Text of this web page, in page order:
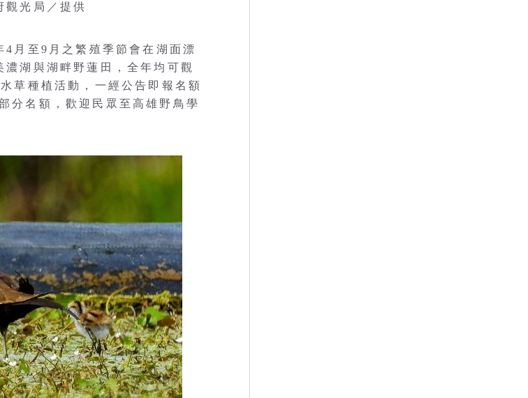
光局／提供
月至9月之繁殖季節會在湖面漂
湖與湖畔野蓮田，全年均可觀
草種植活動，一經公告即報名額
分名額，歡迎民眾至高雄野鳥學